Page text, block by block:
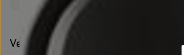
Verwendet oder empfohlen bei